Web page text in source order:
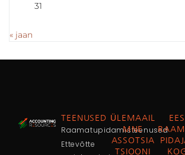
31
« jaan
TEENUSED
Raamatupidamisteenused
Ettevõtte
ÜLEMAAIL
MNE
ASSOTSIA
TSIOONI